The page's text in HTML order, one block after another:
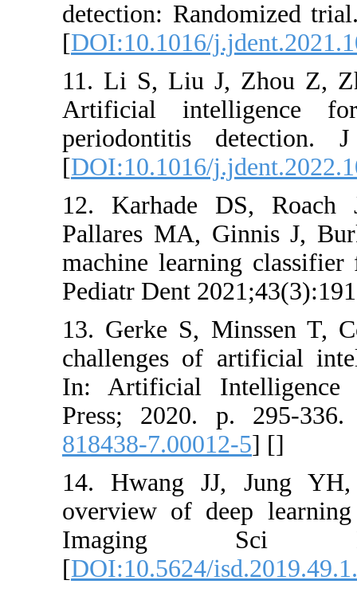
detection:
[
11. Li S, Liu
Artificial
[
12.
Pallares
machine
Pediatr Dent
13. Gerke
challenges of
In: Artificial
Press;
818438-
14. Hwang
overview of
[